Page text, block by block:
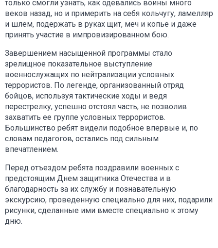
только смогли узнать, как одевались воины много
веков назад, но и примерить на себя кольчугу, ламелляр
и шлем, подержать в руках щит, меч и копье и даже
принять участие в импровизированном бою.
Завершением насыщенной программы стало
зрелищное показательное выступление
военнослужащих по нейтрализации условных
террористов. По легенде, организованный отряд
бойцов, используя тактические ходы и ведя
перестрелку, успешно отстоял часть, не позволив
захватить ее группе условных террористов.
Большинство ребят видели подобное впервые и, по
словам педагогов, остались под сильным
впечатлением.
Перед отъездом ребята поздравили военных с
предстоящим Днем защитника Отечества и в
благодарность за их службу и познавательную
экскурсию, проведенную специально для них, подарили
рисунки, сделанные ими вместе специально к этому
дню.